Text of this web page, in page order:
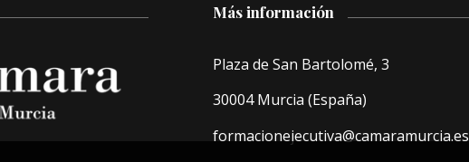
Más información
Plaza de San Bartolomé, 3
30004 Murcia (España)
formacionejecutiva@camaramurcia.es